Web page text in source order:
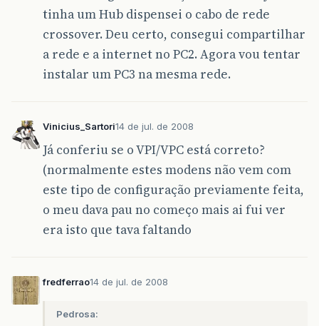
tinha um Hub dispensei o cabo de rede
crossover. Deu certo, consegui compartilhar
a rede e a internet no PC2. Agora vou tentar
instalar um PC3 na mesma rede.
Vinicius_Sartori14 de jul. de 2008
Já conferiu se o VPI/VPC está correto?
(normalmente estes modens não vem com
este tipo de configuração previamente feita,
o meu dava pau no começo mais ai fui ver
era isto que tava faltando
fredferrao14 de jul. de 2008
Pedrosa: